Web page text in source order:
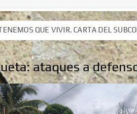
SUBCOMANDANTE INSURGENTE
SUBCOMANDANTE INSURGENTE
ataques a